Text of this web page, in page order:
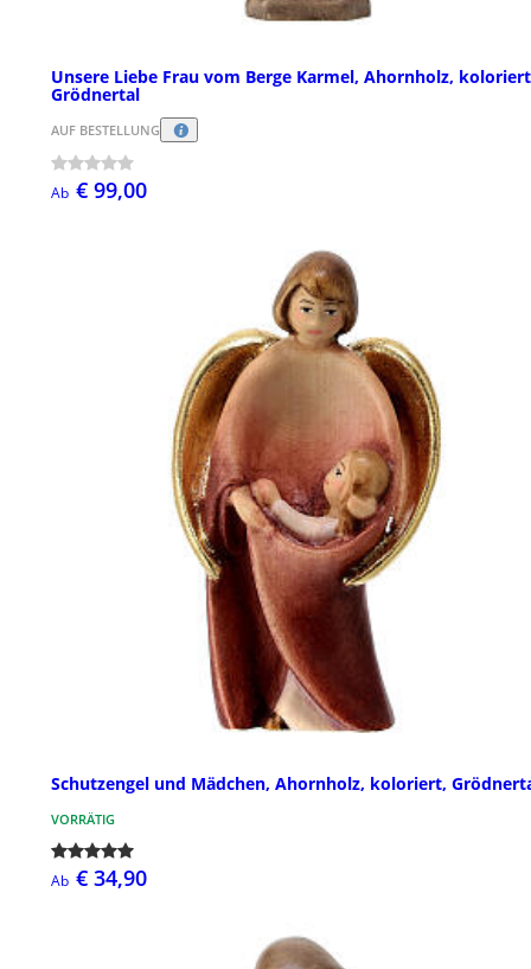
Unsere Liebe Frau vom Berge Karmel, Ahornholz,
Grödnertal
AUF BESTELLUNG
Ab € 99,00
Schutzengel und Mädchen, Ahornholz, koloriert,
VORRÄTIG
Ab € 34,90